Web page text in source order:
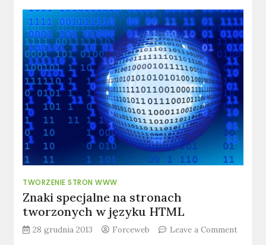
TWORZENIE STRON WWW
Znaki specjalne na stronach
tworzonych w języku HTML
28 grudnia 2013 Forceweb
Leave a Comment